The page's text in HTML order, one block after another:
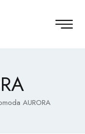
AURORA